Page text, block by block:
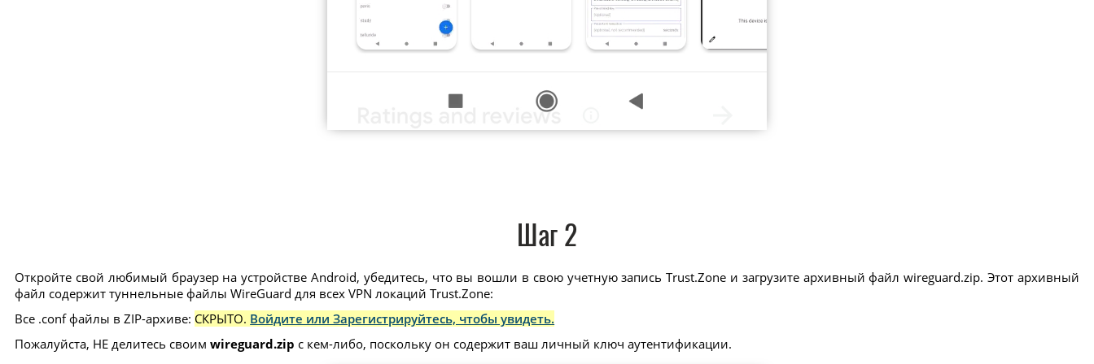
Шаг 2
Откройте свой любимый браузер на устройстве Android, убедитесь, что вы вошли в свою учетную запись Trust.Zone и загрузите архивный файл wireguard.zip. Этот архивный
файл содержит туннельные файлы WireGuard для всех VPN локаций Trust.Zone:
Все .conf файлы в ZIP-архиве: СКРЫТО. Войдите или Зарегистрируйтесь, чтобы увидеть.
Пожалуйста, НЕ делитесь своимwireguard.zip с кем-либо, поскольку он содержит ваш личный ключ аутентификации.